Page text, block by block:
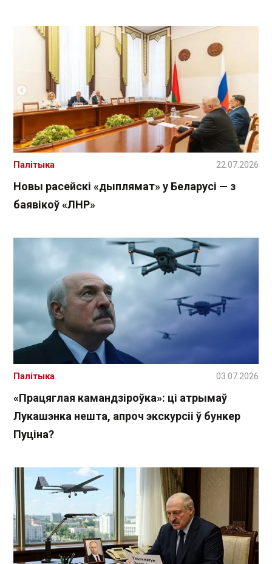
Новы расейскі «дыплямат» у Беларусі — з
баявікоў «ЛНР»
Палітыка 22.07.2026
«Працяглая камандзіроўка»: ці атрымаў
Лукашэнка нешта, апроч экскурсіі ў бункер
Пуціна?
Палітыка 03.07.2026